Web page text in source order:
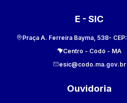
E - SIC
Praça A. Ferreira Bayma, 538- CEP:
Centro - Codó - MA
esic@codo.ma.gov.br
Ouvidoria